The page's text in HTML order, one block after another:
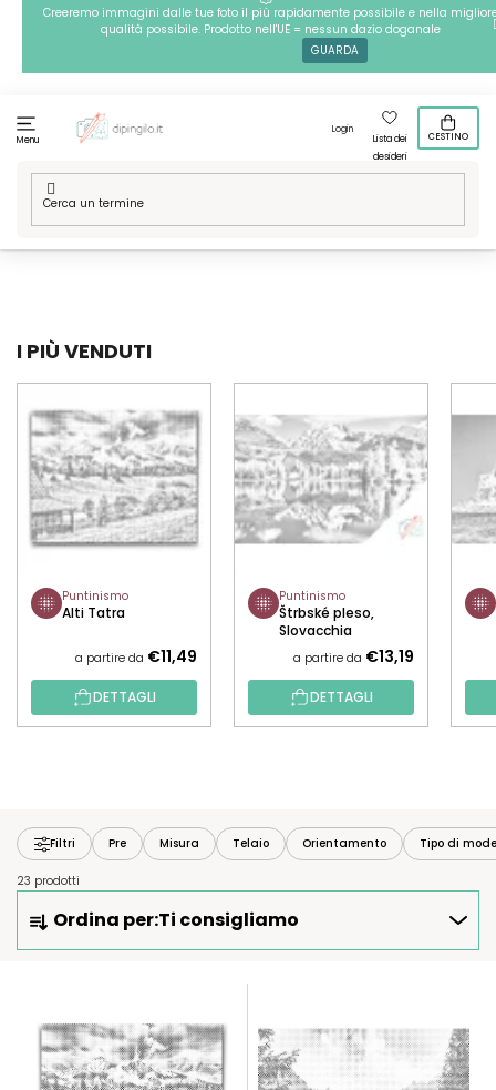
Passa
contenuto
Creeremo immagini dalle tue foto il più rapidamente possibile e nella
qualità possibile. Prodotto nell'UE = nessun dazio doganale
GUARDA
Menu
Login
Lista dei
desideri
CESTINO
Casa
Tecniche / Puntinismo
mondo / Europa / Slovacchia
I PIÙ VENDUTI
Puntinismo
Alti Tatra
a partire da €11,49
DETTAGLI
Puntinismo
Štrbské pleso,
Slovacchia
a partire da €13,19
DETTAGLI
Filtri Pre Misura Telaio Orientamento Tipo di
23 prodotti
D
Ordina per:Ti consigliamo